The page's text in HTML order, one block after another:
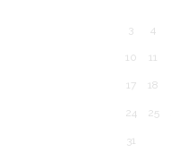
3 4
10 11
17 18
24 25
31